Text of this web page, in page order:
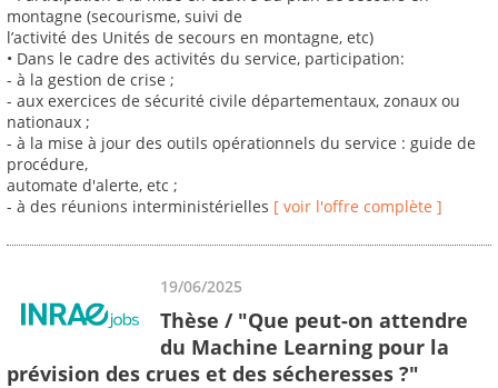
montagne (secourisme, suivi de
l’activité des Unités de secours en montagne, etc)
• Dans le cadre des activités du service, participation:
- à la gestion de crise ;
- aux exercices de sécurité civile départementaux, zonaux ou
nationaux ;
- à la mise à jour des outils opérationnels du service : guide de
procédure,
automate d'alerte, etc ;
- à des réunions interministérielles [ voir l'offre complète ]
19/06/2025
Thèse / "Que peut-on attendre
du Machine Learning pour la
prévision des crues et des sécheresses ?"